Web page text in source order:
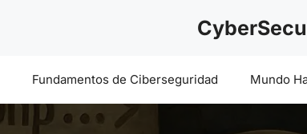
Fundamentos de Ciberseguridad Mundo